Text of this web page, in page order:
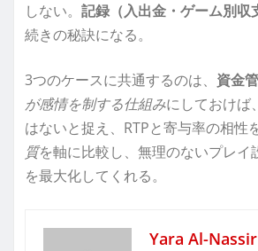
しない。 記録（入出金・ゲーム別収
続きの秘訣になる。
3つのケースに共通するのは、 資金
が感情を制する仕組みにしておけば
はないと捉え、RTPと寄与率の相
質を軸に比較し、無理のないプレイ
を最大化してくれる。
Yara Al-Nassir